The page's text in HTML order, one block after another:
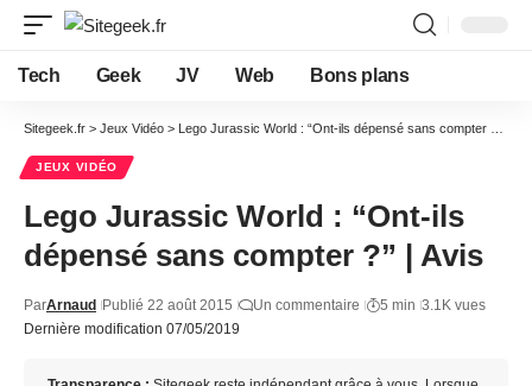
Tech Geek JV Web Bons plans
Sitegeek.fr > Jeux Vidéo > Lego Jurassic World : “Ont-ils dépensé sans compter ?” | Avis
JEUX VIDÉO
Lego Jurassic World : “Ont-ils
dépensé sans compter ?” | Avis
Dernière modification 07/05/2019
ParArnaud Publié 22 août 2015 Un commentaire 5 min 3.1K vues